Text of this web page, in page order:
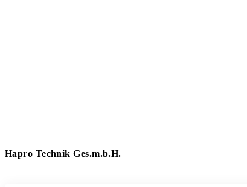
Hapro Technik Ges.m.b.H.